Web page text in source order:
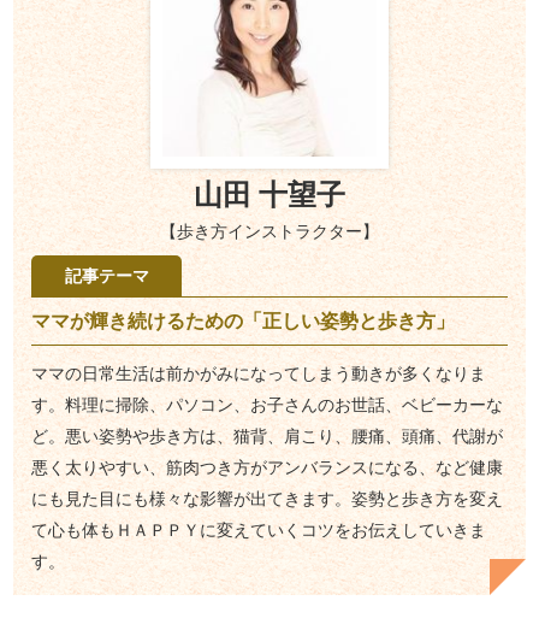
山田 十望子
【歩き方インストラクター】
記事テーマ
ママが輝き続けるための「正しい姿勢と歩き方」
ママの日常生活は前かがみになってしまう動きが多くなりま
す。料理に掃除、パソコン、お子さんのお世話、ベビーカーな
ど。悪い姿勢や歩き方は、猫背、肩こり、腰痛、頭痛、代謝が
悪く太りやすい、筋肉つき方がアンバランスになる、など健康
にも見た目にも様々な影響が出てきます。姿勢と歩き方を変え
て心も体もＨＡＰＰＹに変えていくコツをお伝えしていきま
す。